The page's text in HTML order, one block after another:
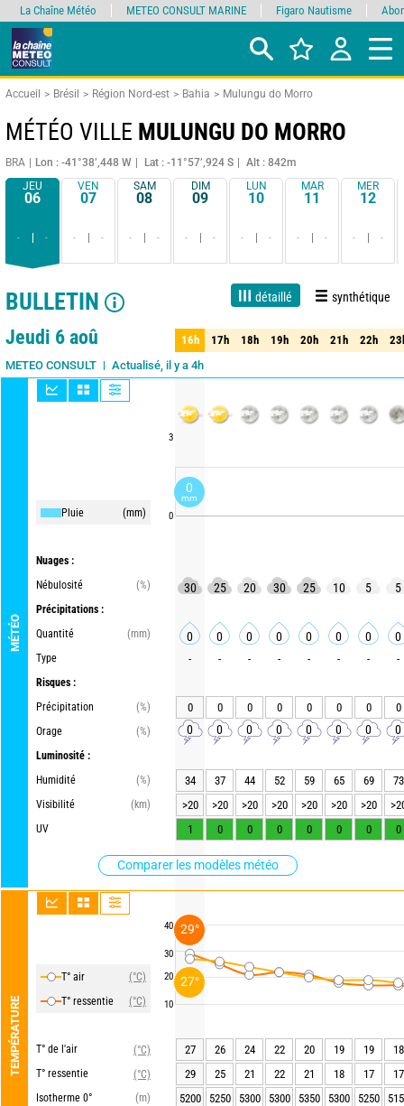
Accueil Brésil Région Nord-est Bahia Mulungu do Morro
MÉTÉO VILLE MULUNGU DO MORRO
BRA Lon : -41°38’,448 W Lat : -11°57’,924 S
Alt : 842m
JEU
06
- -
VEN
07
- -
SAM
08
- -
DIM
09
- -
LUN
10
- -
MAR
11
- -
MER
12
- -
BULLETIN détaillé synthétique
1 jour 3 jours 15 jours Fiabilité 90%
Jeudi 6 aoû
METEO CONSULT Actualisé, il y a 4h
MÉTÉO
Pluie (mm)
Nuages :
Nébulosité
(%)
Précipitations :
Quantité
(mm)
Type
Risques :
Précipitation
(%)
Orage
(%)
Luminosité :
Humidité
(%)
Visibilité
(km)
UV
Comparer les modèles météo
TEMPÉRATURE
T° air
(°C)
T° ressentie
(°C)
T° de l'air
(°C)
T° ressentie
(°C)
Isotherme 0°
(m)
3
0
40
30
20
10
16h 17h 18h 19h 20h 21h 22h
16h 17h 18h 19h 20h 21h 22h
30 25 20 30 25 10 5 5
0 0 0 0 0 0 0 0
- - - - - - - -
0 0 0 0 0 0 0 0
0 0 0 0 0 0 0 0
34 37 44 52 59 65 69
73
>20
>20 >20 >20 >20 >20 >20
1
0 0 0 0 0 0 0
27 26 24 22 20 19 19
18
29
25 21 22 21 18 17
17
5200
5250 5300 5300 5350 5300 5250
La Chaîne Météo METEO CONSULT MARINE Figaro Nautisme
0
mm
27°
29°